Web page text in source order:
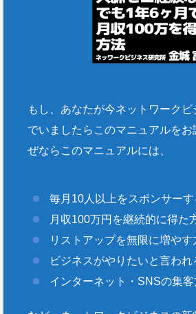
もし、あなたが今ネットワーク
でいましたらこのマニュアルを
ぜならこのマニュアルには、
毎月10人以上をスポンサー
月収100万円を継続的に得た
リストアップを無限に増やす
ビジネスがやりたいと言われ
インターネット・SNSの集客